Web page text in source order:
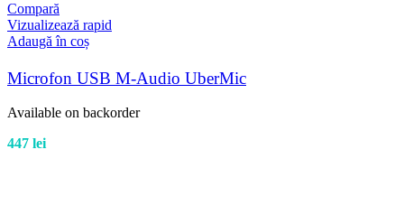
Compară
Vizualizează rapid
Adaugă în coș
Microfon USB M-Audio UberMic
Available on backorder
447 lei